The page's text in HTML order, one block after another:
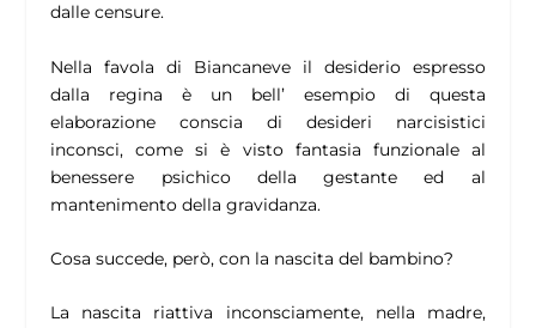
dalle censure.
Nella favola di Biancaneve il desiderio espresso
dalla regina è un bell’ esempio di questa
elaborazione conscia di desideri narcisistici
inconsci, come si è visto fantasia funzionale al
benessere psichico della gestante ed al
mantenimento della gravidanza.
Cosa succede, però, con la nascita del bambino?
La nascita riattiva inconsciamente, nella madre,